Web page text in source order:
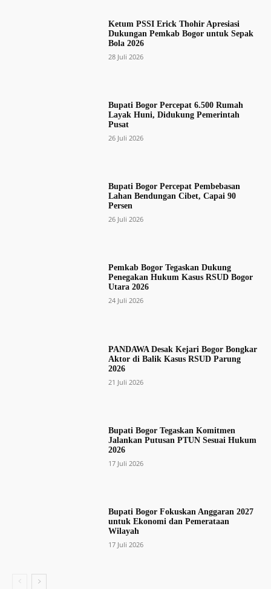
Ketum PSSI Erick Thohir Apresiasi
Dukungan Pemkab Bogor untuk Sepak
Bola 2026
28 Juli 2026
Bupati Bogor Percepat 6.500 Rumah
Layak Huni, Didukung Pemerintah
Pusat
26 Juli 2026
Bupati Bogor Percepat Pembebasan
Lahan Bendungan Cibet, Capai 90
Persen
26 Juli 2026
Pemkab Bogor Tegaskan Dukung
Penegakan Hukum Kasus RSUD Bogor
Utara 2026
24 Juli 2026
PANDAWA Desak Kejari Bogor Bongkar
Aktor di Balik Kasus RSUD Parung
2026
21 Juli 2026
Bupati Bogor Tegaskan Komitmen
Jalankan Putusan PTUN Sesuai Hukum
2026
17 Juli 2026
Bupati Bogor Fokuskan Anggaran 2027
untuk Ekonomi dan Pemerataan
Wilayah
17 Juli 2026